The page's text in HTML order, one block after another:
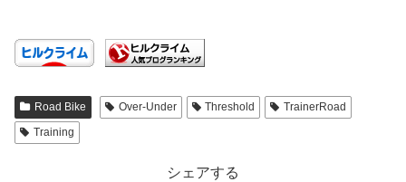
Road Bike Over-Under Threshold
TrainerRoad
Training
シェアする